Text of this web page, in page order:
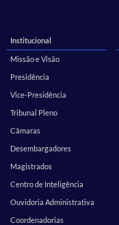
Institucional
Missão e Visão
Presidência
Vice-Presidência
Tribunal Pleno
Câmaras
Desembargadores
Magistrados
Centro de Inteligência
Ouvidoria Administrativa
Coordenadorias